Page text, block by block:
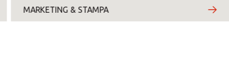
MARKETING & STAMPA